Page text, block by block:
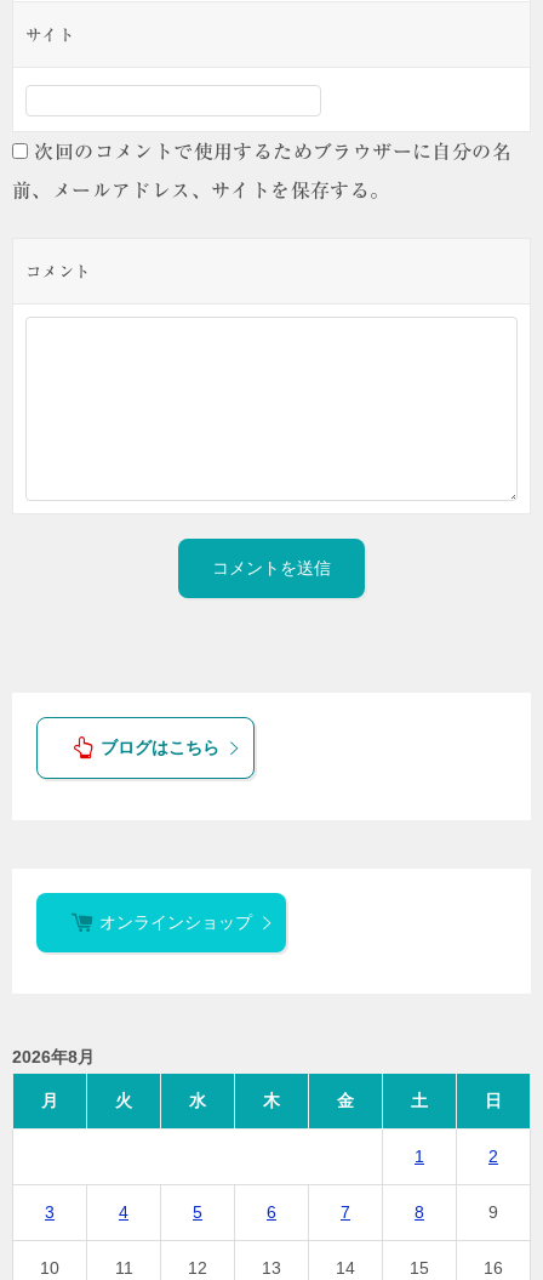
サイト
次回のコメントで使用するためブラウザーに自分の名
前、メールアドレス、サイトを保存する。
コメント
ブログはこちら
オンラインショップ
2026年8月
月 火 水 木 金 土 日
1 2
3 4 5 6 7 8 9
10 11 12 13 14 15 16